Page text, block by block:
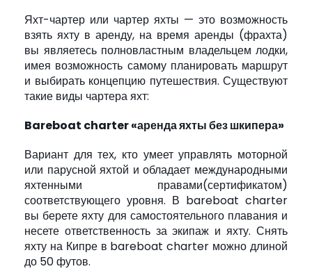
Яхт-чартер или чартер яхты — это возможность
взять яхту в аренду, на время аренды (фрахта)
вы являетесь полновластным владельцем лодки,
имея возможность самому планировать маршрут
и выбирать концепцию путешествия. Существуют
такие виды чартера яхт:
Bareboat charter «аренда яхты без шкипера»
Вариант для тех, кто умеет управлять моторной
или парусной яхтой и обладает международными
яхтенными правами(сертификатом)
соответствующего уровня. В bareboat charter
вы берете яхту для самостоятельного плавания и
несете ответственность за экипаж и яхту. Снять
яхту на Кипре в bareboat charter можно длиной
до 50 футов.